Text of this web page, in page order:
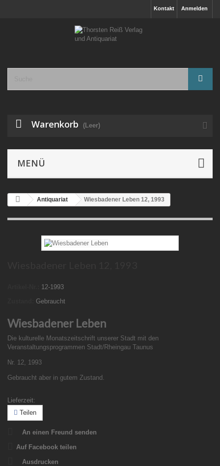
Anmelden
Kontakt
Warenkorb (Leer)
MENÜ
Antiquariat Wiesbadener Leben 12, 1993
12-1993
Gebraucht
Wiesbadener Leben
Die kulturelle Monatszeitschrift unserer Stadt mit den
Veranstaltungsprogrammen Stadt/Rheingau Taunus
Nr. 12, 1993
Gebraucht aber in gutem Zustand.
Lieferzeit:
Teilen
An einen Freund senden
Auf Facebook teilen
Ausdrucken